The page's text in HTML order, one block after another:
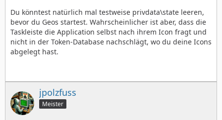
Du könntest natürlich mal testweise privdata\state leeren,
bevor du Geos startest. Wahrscheinlicher ist aber, dass die
Taskleiste die Application selbst nach ihrem Icon fragt und
nicht in der Token-Database nachschlägt, wo du deine Icons
abgelegt hast.
jpolzfuss
Meister